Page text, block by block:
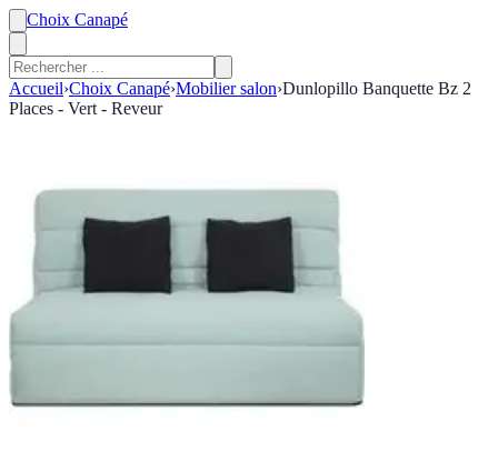
Choix Canapé
Accueil›Choix Canapé›Mobilier salon›Dunlopillo Banquette Bz 2
Places - Vert - Reveur